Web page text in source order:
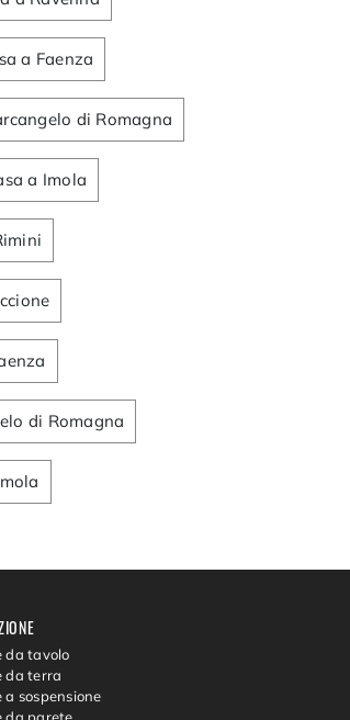
a Faenza
di Romagna
a Imola
di Romagna
da tavolo
da terra
a sospensione